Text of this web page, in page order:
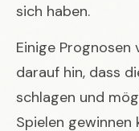
sich haben.
Einige Prognosen
darauf hin, dass
schlagen und
Spielen gewinnen